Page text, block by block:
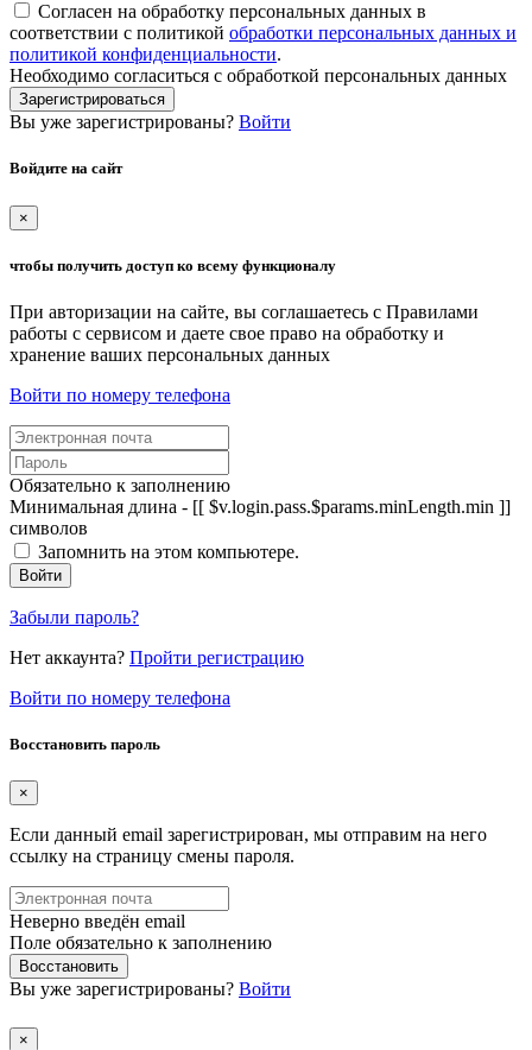
Согласен на обработку персональных данных в
соответствии с политикой обработки персональных данных и
политикой конфиденциальности.
Необходимо согласиться с обработкой персональных данных
Зарегистрироваться
Вы уже зарегистрированы? Войти
Войдите на сайт
×
чтобы получить доступ ко всему функционалу
При авторизации на сайте, вы соглашаетесь с Правилами
работы с сервисом и даете свое право на обработку и
хранение ваших персональных данных
Войти по номеру телефона
Обязательно к заполнению
Минимальная длина - [[ $v.login.pass.$params.minLength.min ]]
символов
Запомнить на этом компьютере.
Войти
Забыли пароль?
Нет аккаунта? Пройти регистрацию
Войти по номеру телефона
Восстановить пароль
×
Если данный email зарегистрирован, мы отправим на него
ссылку на страницу смены пароля.
Неверно введён email
Поле обязательно к заполнению
Восстановить
Вы уже зарегистрированы? Войти
×